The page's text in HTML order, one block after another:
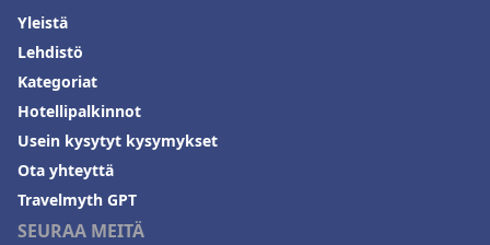
SEURAA MEITÄ
Yleistä
Lehdistö
Kategoriat
Hotellipalkinnot
Usein kysytyt kysymykset
Ota yhteyttä
Travelmyth GPT